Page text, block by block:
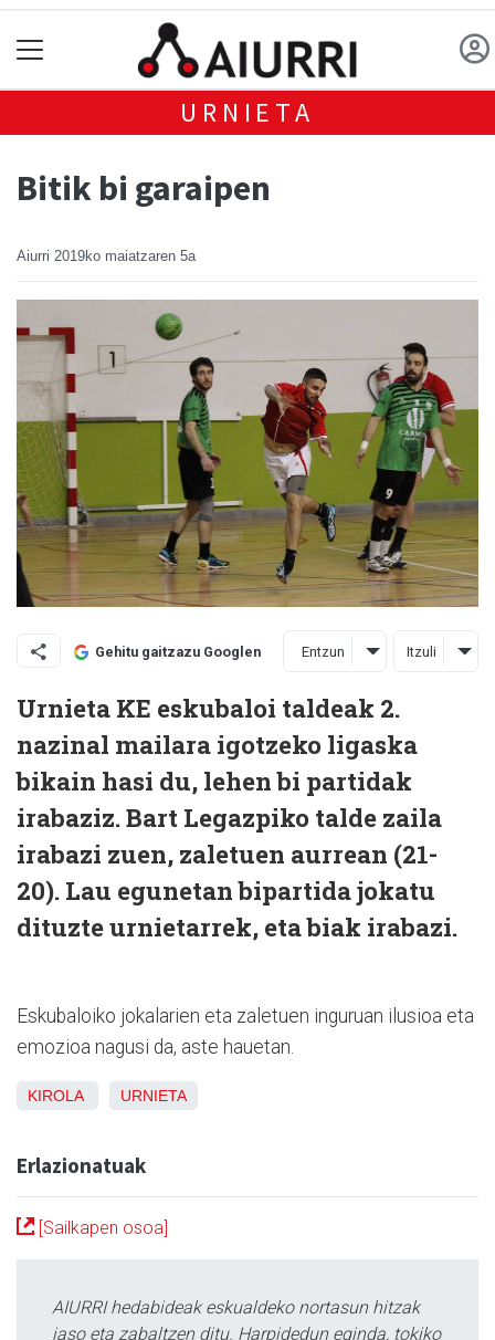
URNIETA
Bitik bi garaipen
Aiurri 2019ko maiatzaren 5a
Gehitu gaitzazu Googlen Entzun Itzuli
Urnieta KE eskubaloi taldeak 2.
nazinal mailara igotzeko ligaska
bikain hasi du, lehen bi partidak
irabaziz. Bart Legazpiko talde zaila
irabazi zuen, zaletuen aurrean (21-
20). Lau egunetan bipartida jokatu
dituzte urnietarrek, eta biak irabazi.
Eskubaloiko jokalarien eta zaletuen inguruan ilusioa eta
emozioa nagusi da, aste hauetan.
KIROLA URNIETA
Erlazionatuak
[Sailkapen osoa]
AIURRI hedabideak eskualdeko nortasun hitzak
jaso eta zabaltzen ditu. Harpidedun eginda, tokiko